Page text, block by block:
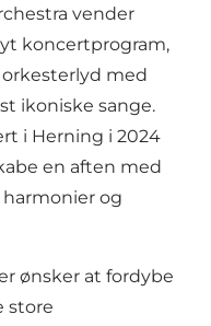
vender
koncertprogram,
med
ikoniske sange.
i Herning i 2024
en aften med
og
ønsker at fordybe
store